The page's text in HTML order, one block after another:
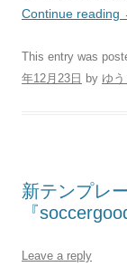
Continue reading
This entry was
年12月23日 by ゆう
新テンプレ
『
Leave a reply